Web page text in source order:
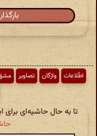
اطّلاعات واژگان تصاویر
تا به حال حاشیه‌ای